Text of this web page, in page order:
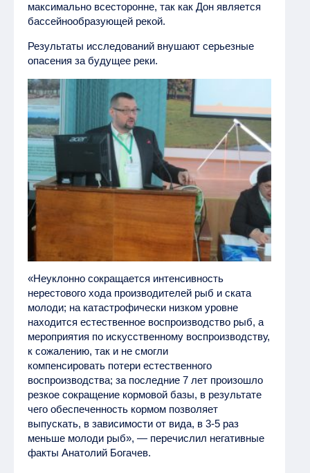
максимально всесторонне, так как Дон является
бассейнообразующей рекой.
Результаты исследований внушают серьезные
опасения за будущее реки.
«Неуклонно сокращается интенсивность
нерестового хода производителей рыб и ската
молоди; на катастрофически низком уровне
находится естественное воспроизводство рыб, а
мероприятия по искусственному воспроизводству,
к сожалению, так и не смогли
компенсировать потери естественного
воспроизводства; за последние 7 лет произошло
резкое сокращение кормовой базы, в результате
чего обеспеченность кормом позволяет
выпускать, в зависимости от вида, в 3-5 раз
меньше молоди рыб», — перечислил негативные
факты Анатолий Богачев.